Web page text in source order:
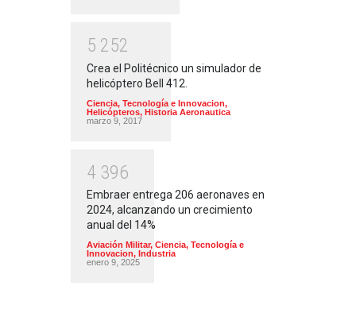
5 252
Crea el Politécnico un simulador de
helicóptero Bell 412.
Ciencia, Tecnología e Innovacion,
Helicópteros, Historia Aeronautica
marzo 9, 2017
4 396
Embraer entrega 206 aeronaves en
2024, alcanzando un crecimiento
anual del 14%
Aviación Militar, Ciencia, Tecnología e
Innovacion, Industria
enero 9, 2025